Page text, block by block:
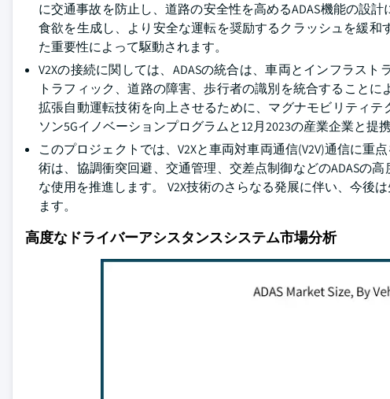
に交通事故を防止し、道路の安全性を高めるADAS機能の設
食欲を生成し、より安全な運転を奨励するクラッシュを緩
た重要性によって駆動されます。
V2Xの接続に関しては、ADASの統合は、車両とインフラス
トラフィック、道路の障害、歩行者の識別を統合すること
拡張自動運転技術を向上させるために、マグナモビリティ
ソン5Gイノベーションプログラムと12月2023の産業企業と提携
このプロジェクトでは、V2Xと車両対車両通信(V2V)通信に重
術は、協調衝突回避、交通管理、交差点制御などのADASの
な使用を推進します。 V2X技術のさらなる発展に伴い、今後
ます。
高度なドライバーアシスタンスシステム市場分析